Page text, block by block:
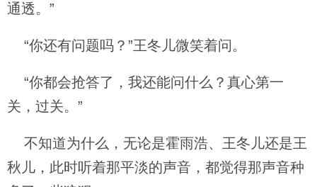
通透。”
“你还有问题吗？”王冬儿微笑着问。
“你都会抢答了，我还能问什么？真心第一
关，过关。”
不知道为什么，无论是霍雨浩、王冬儿还是王
秋儿，此时听着那平淡的声音，都觉得那声音种